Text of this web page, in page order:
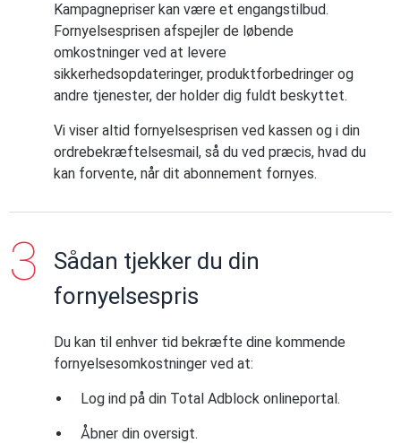
Kampagnepriser kan være et engangstilbud.
Fornyelsesprisen afspejler de løbende
omkostninger ved at levere
sikkerhedsopdateringer, produktforbedringer og
andre tjenester, der holder dig fuldt beskyttet.
Vi viser altid fornyelsesprisen ved kassen og i din
ordrebekræftelsesmail, så du ved præcis, hvad du
kan forvente, når dit abonnement fornyes.
Sådan tjekker du din
fornyelsespris
Du kan til enhver tid bekræfte dine kommende
fornyelsesomkostninger ved at:
Log ind på din Total Adblock onlineportal.
Åbner din oversigt.